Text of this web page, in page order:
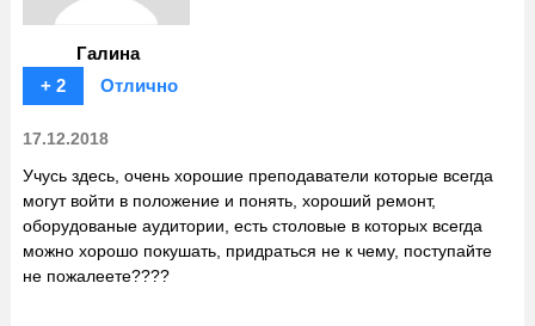
Галина
+ 2
Отлично
17.12.2018
Учусь здесь, очень хорошие преподаватели которые всегда
могут войти в положение и понять, хороший ремонт,
оборудованые аудитории, есть столовые в которых всегда
можно хорошо покушать, придраться не к чему, поступайте
не пожалеете????